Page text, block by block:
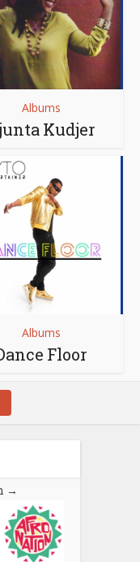
Albums
Kudjer
Albums
Floor
→